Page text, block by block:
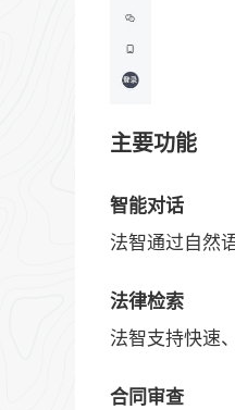
主要功能
智能对话
法智通过自然
法律检索
法智支持快速
合同审查